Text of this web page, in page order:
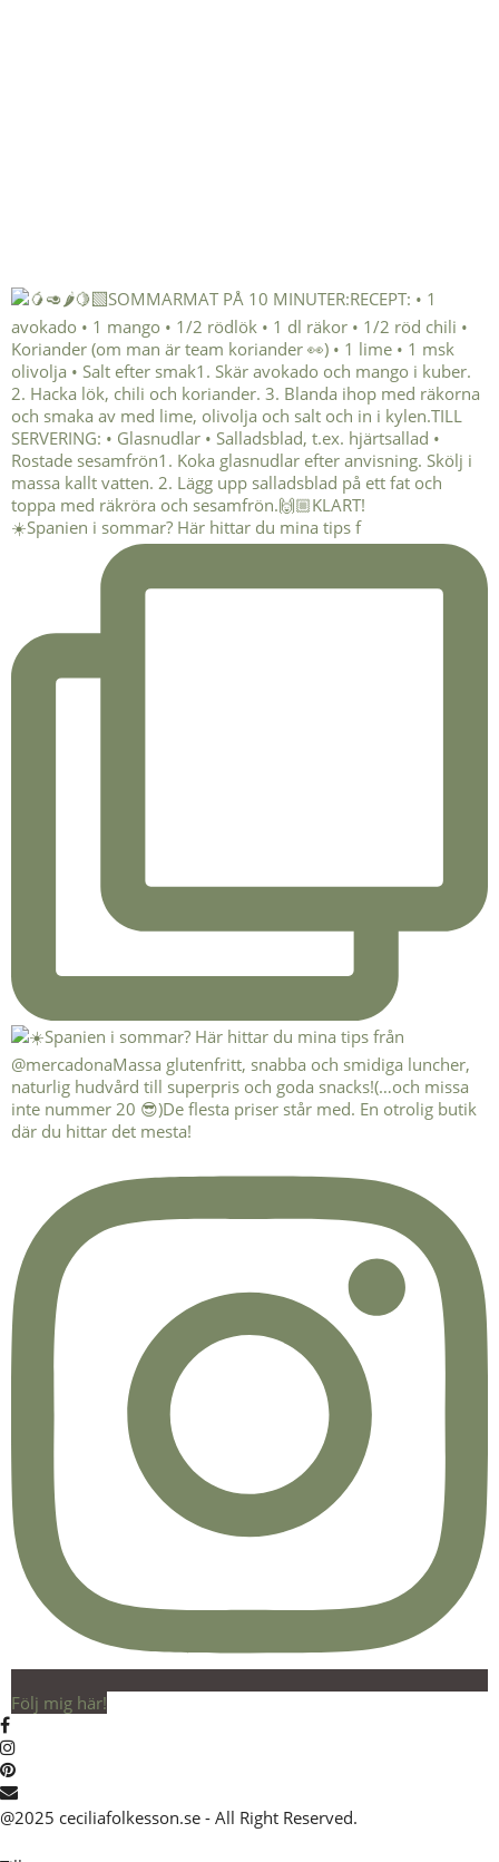
☀️Spanien i sommar? Här hittar du mina tips f
Följ mig här!
@2025 ceciliafolkesson.se - All Right Reserved.